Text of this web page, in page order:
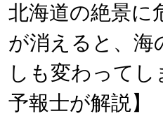
CATEGORY カテゴリー
食べる
出かける
北海道の絶景に
が消えると、海
しも変わって
予報士が解説】